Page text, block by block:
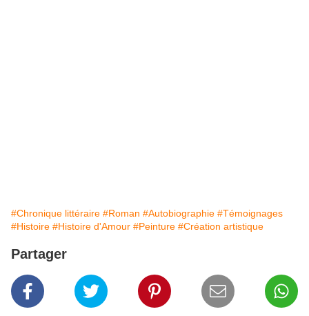
#Chronique littéraire #Roman #Autobiographie #Témoignages
#Histoire #Histoire d'Amour #Peinture #Création artistique
Partager